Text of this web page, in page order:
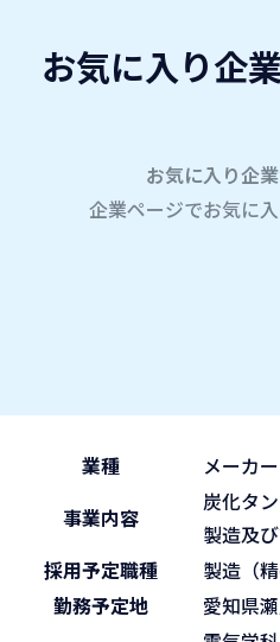
学内企業研究会2026
company
業種
メーカー
事業内容
炭化タ
製造及
採用予定職種
製造（
勤務予定地
愛知県
お気に入り企業
お気に入り企
企業ページでお気に